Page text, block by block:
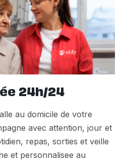
24h/24
au domicile de votre
avec attention, jour et
repas, sorties et veille
et personnalisee au